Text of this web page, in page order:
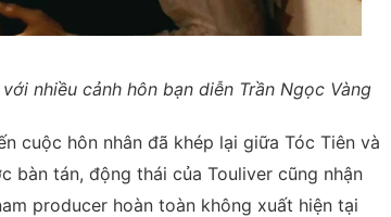
nhiều cảnh hôn bạn diễn Trần Ngọc Vàng
cuộc hôn nhân đã khép lại giữa Tóc Tiên và
bàn tán, động thái của Touliver cũng nhận
producer hoàn toàn không xuất hiện tại